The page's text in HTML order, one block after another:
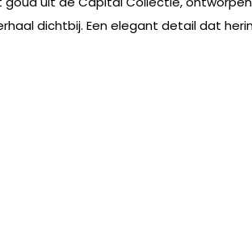
dichtbij. Een elegant detail dat